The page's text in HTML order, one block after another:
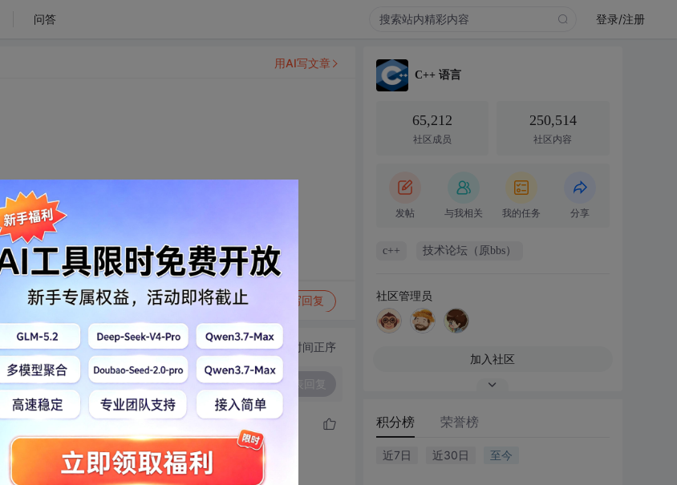
问答 登录/注册
转发到动态 举报 写回复
用AI写文章
切换为时间正序
发表回复
C++ 语言
65,212
社区成员
250,514
社区内容
发帖 与我相关 我的任务 分享
c++ 技术论坛（原bbs）
社区管理员
加入社区
积分榜 荣誉榜
近7日 近30日 至今